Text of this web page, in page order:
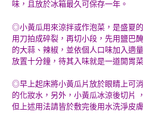
味，且放於冰箱最久可保存一年。
◎小黃瓜用來涼拌或作泡菜，是盛夏
用刀拍成碎裂，再切小段，先用鹽巴
的大蒜、辣椒，並依個人口味加入適
放置十分鐘，待其入味就是一道開胃菜
◎早上起床將小黃瓜片放於眼睛上可
的化妝水，另外，小黃瓜冰涼後切片
但上述用法請皆於敷完後用水洗淨皮膚